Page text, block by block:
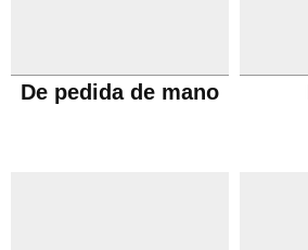
De pedida de mano